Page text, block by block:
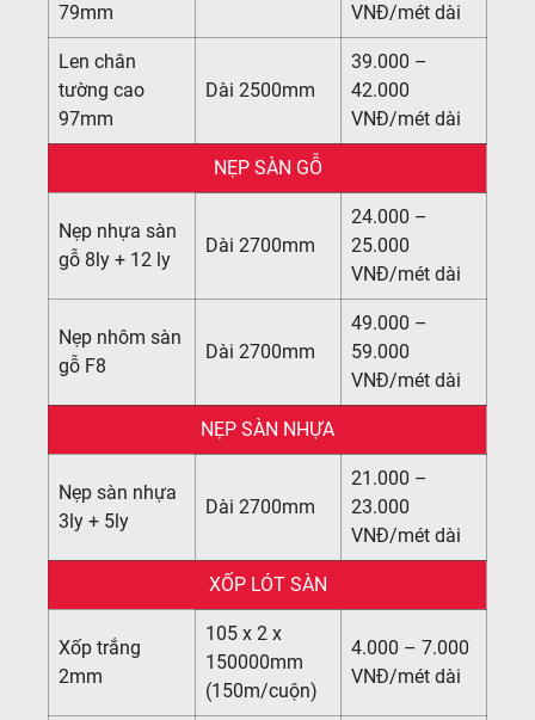
79mm
VNĐ/mét dài
Len chân
tường cao
97mm
Dài 2500mm
39.000 –
42.000
VNĐ/mét dài
NẸP SÀN GỖ
Nẹp nhựa sàn
gỗ 8ly + 12 ly
Dài 2700mm
24.000 –
25.000
VNĐ/mét dài
Nẹp nhôm sàn
gỗ F8
Dài 2700mm
49.000 –
59.000
VNĐ/mét dài
NẸP SÀN NHỰA
Nẹp sàn nhựa
3ly + 5ly
Dài 2700mm
21.000 –
23.000
VNĐ/mét dài
XỐP LÓT SÀN
Xốp trắng
2mm
105 x 2 x
150000mm
(150m/cuộn)
4.000 – 7.000
VNĐ/mét dài